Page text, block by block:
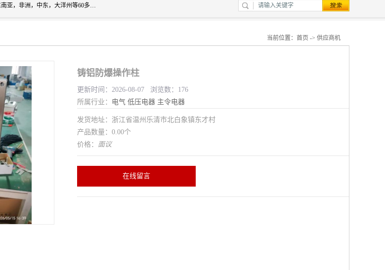
浙创防爆公司产品得到了 国内外广大用户的青眯，销售网络遍布全国各地及远销东南亚，非洲，中东，大洋州等60多个国家和地区，并初步建立起以中国大陆为总部的全球营销体系。 专业生产：防爆电气，BXMD系列防爆照明动力配电箱，BJX防爆接线箱，BKX防爆控制箱，防爆检修电源箱，防爆开关箱，不锈钢防爆箱，201/304/316不锈钢防爆配电箱系列， 防爆防腐系列，防爆防腐操作柱，防爆防腐控制箱 浙创防爆
当前位置： 首页 -> 供应商机
铸铝防爆操作柱
更新时间：2026-08-07 浏览数：176
所属行业： 电气 低压电器 主令电器
发货地址：浙江省温州乐清市北白象镇东才村
产品数量：0.00个
价格： 面议
在线留言